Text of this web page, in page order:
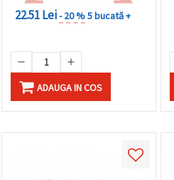
22.51 Lei- 20 %5 bucată +
ADAUGA IN COS